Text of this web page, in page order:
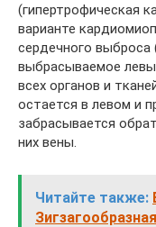
(гипертрофическая
варианте
сердечного выброса
выбрасываемое
всех органов и
остается в левом и
забрасывается
них вены.
Читайте также: